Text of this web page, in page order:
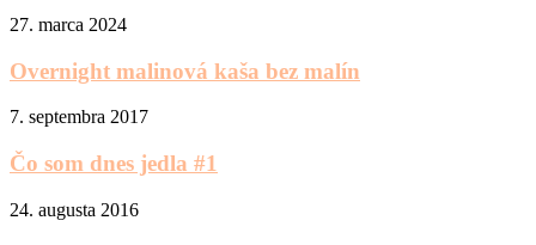
27. marca 2024
Overnight malinová kaša bez malín
7. septembra 2017
Čo som dnes jedla #1
24. augusta 2016